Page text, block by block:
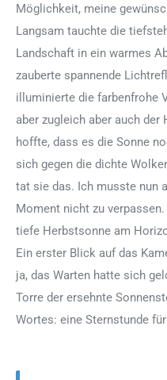
Möglichkeit, meine
Langsam tauchte die
Landschaft in ein warmes
zauberte spannende
illuminierte die farbenfrohe
aber zugleich aber auch
hoffte, dass es die Sonne
sich gegen die dichte
tat sie das. Ich musste nun
Moment nicht zu
tiefe Herbstsonne am
Ein erster Blick auf das
ja, das Warten hatte sich
Torre der ersehnte
Wortes: eine Sternstunde